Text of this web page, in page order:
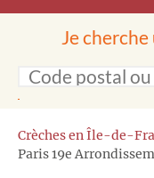
Je cherche
Crèches en Île-de-
Paris 19e